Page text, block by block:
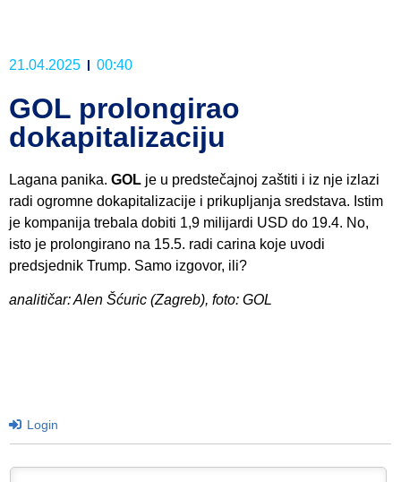
21.04.2025 00:40
GOL prolongirao
dokapitalizaciju
Lagana panika. GOL je u predstečajnoj zaštiti i iz nje izlazi
radi ogromne dokapitalizacije i prikupljanja sredstava. Istim
je kompanija trebala dobiti 1,9 milijardi USD do 19.4. No,
isto je prolongirano na 15.5. radi carina koje uvodi
predsjednik Trump. Samo izgovor, ili?
analitičar: Alen Šćuric (Zagreb), foto: GOL
Login